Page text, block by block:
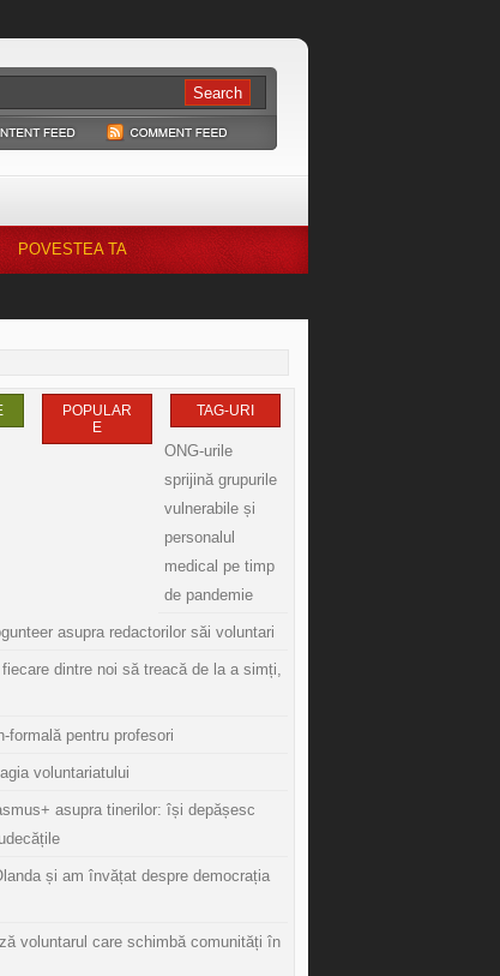
POVESTEA TA
POPULAR
E
TAG-URI
ONG-urile
sprijină grupurile
vulnerabile și
personalul
medical pe timp
de pandemie
asupra redactorilor săi voluntari
dintre noi să treacă de la a simți,
formală pentru profesori
voluntariatului
asupra tinerilor: își depășesc
și am învățat despre democrația
voluntarul care schimbă comunități în